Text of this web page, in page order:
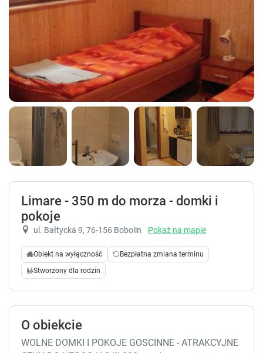
Limare - 350 m do morza - domki i
pokoje
ul. Bałtycka 9, 76-156 Bobolin Pokaż na mapie
Obiekt na wyłączność
Bezpłatna zmiana terminu
Stworzony dla rodzin
O obiekcie
WOLNE DOMKI I POKOJE GOSCINNE - ATRAKCYJNE